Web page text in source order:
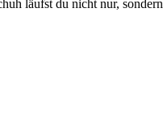
läufst du nicht nur, sondern